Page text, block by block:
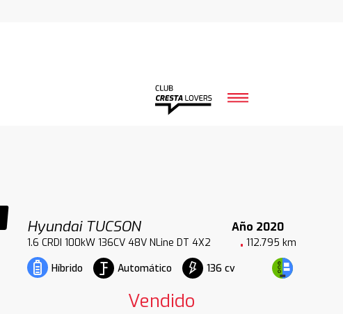
Hyundai TUCSON
Año 2020
1.6 CRDI 100kW 136CV 48V NLine DT 4X2
112.795 km
Híbrido
Automático 136 cv
Vendido